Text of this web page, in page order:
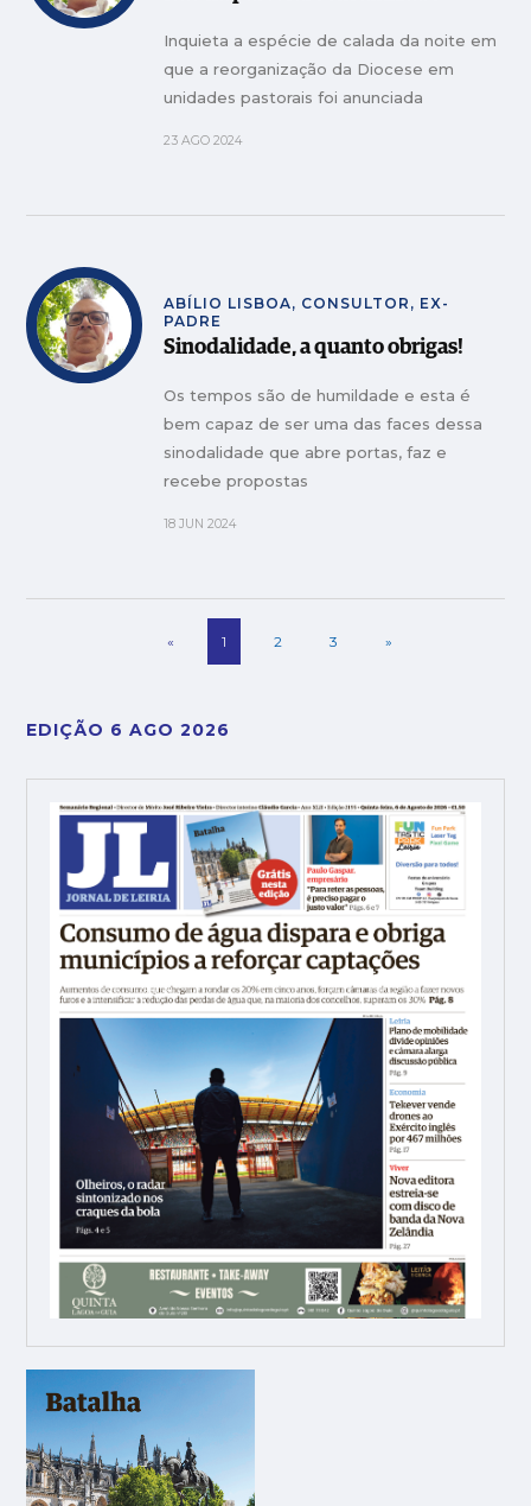
Inquieta a espécie de calada da noite em
que a reorganização da Diocese em
unidades pastorais foi anunciada
23 AGO 2024
ABÍLIO LISBOA, CONSULTOR, EX-
PADRE
Sinodalidade, a quanto obrigas!
Os tempos são de humildade e esta é
bem capaz de ser uma das faces dessa
sinodalidade que abre portas, faz e
recebe propostas
18 JUN 2024
« 1 2 3 »
EDIÇÃO 6 AGO 2026